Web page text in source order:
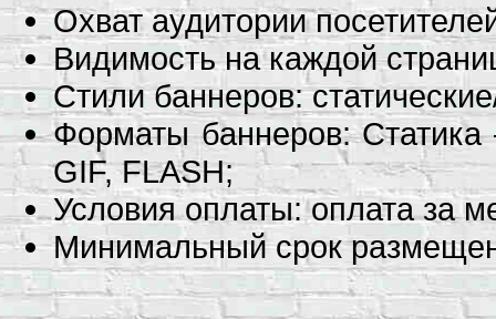
Охват аудитории
Видимость на каждой
Стили баннеров:
Форматы баннеров:
GIF, FLASH;
Условия оплаты: оплата за
Минимальный срок